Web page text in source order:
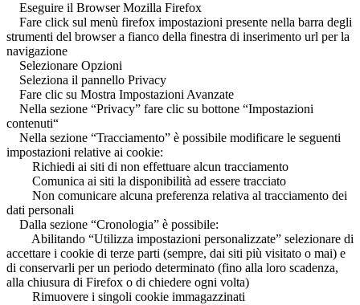
Eseguire il Browser Mozilla Firefox
Fare click sul menù firefox impostazioni presente nella barra degli
strumenti del browser a fianco della finestra di inserimento url per la
navigazione
Selezionare Opzioni
Seleziona il pannello Privacy
Fare clic su Mostra Impostazioni Avanzate
Nella sezione “Privacy” fare clic su bottone “Impostazioni
contenuti“
Nella sezione “Tracciamento” è possibile modificare le seguenti
impostazioni relative ai cookie:
Richiedi ai siti di non effettuare alcun tracciamento
Comunica ai siti la disponibilità ad essere tracciato
Non comunicare alcuna preferenza relativa al tracciamento dei
dati personali
Dalla sezione “Cronologia” è possibile:
Abilitando “Utilizza impostazioni personalizzate” selezionare di
accettare i cookie di terze parti (sempre, dai siti più visitato o mai) e
di conservarli per un periodo determinato (fino alla loro scadenza,
alla chiusura di Firefox o di chiedere ogni volta)
Rimuovere i singoli cookie immagazzinati